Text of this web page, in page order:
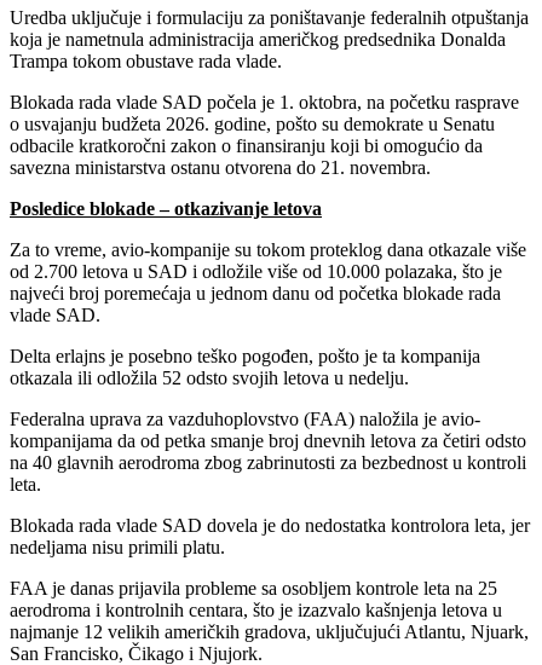
Uredba uključuje i formulaciju za poništavanje federalnih otpuštanja
koja je nametnula administracija američkog predsednika Donalda
Trampa tokom obustave rada vlade.
Blokada rada vlade SAD počela je 1. oktobra, na početku rasprave
o usvajanju budžeta 2026. godine, pošto su demokrate u Senatu
odbacile kratkoročni zakon o finansiranju koji bi omogućio da
savezna ministarstva ostanu otvorena do 21. novembra.
Posledice blokade – otkazivanje letova
Za to vreme, avio-kompanije su tokom proteklog dana otkazale više
od 2.700 letova u SAD i odložile više od 10.000 polazaka, što je
najveći broj poremećaja u jednom danu od početka blokade rada
vlade SAD.
Delta erlajns je posebno teško pogođen, pošto je ta kompanija
otkazala ili odložila 52 odsto svojih letova u nedelju.
Federalna uprava za vazduhoplovstvo (FAA) naložila je avio-
kompanijama da od petka smanje broj dnevnih letova za četiri odsto
na 40 glavnih aerodroma zbog zabrinutosti za bezbednost u kontroli
leta.
Blokada rada vlade SAD dovela je do nedostatka kontrolora leta, jer
nedeljama nisu primili platu.
FAA je danas prijavila probleme sa osobljem kontrole leta na 25
aerodroma i kontrolnih centara, što je izazvalo kašnjenja letova u
najmanje 12 velikih američkih gradova, uključujući Atlantu, Njuark,
San Francisko, Čikago i Njujork.